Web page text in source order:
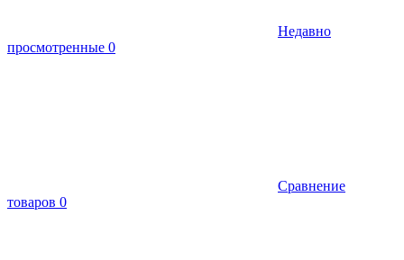
Недавно
просмотренные 0
Сравнение
товаров 0